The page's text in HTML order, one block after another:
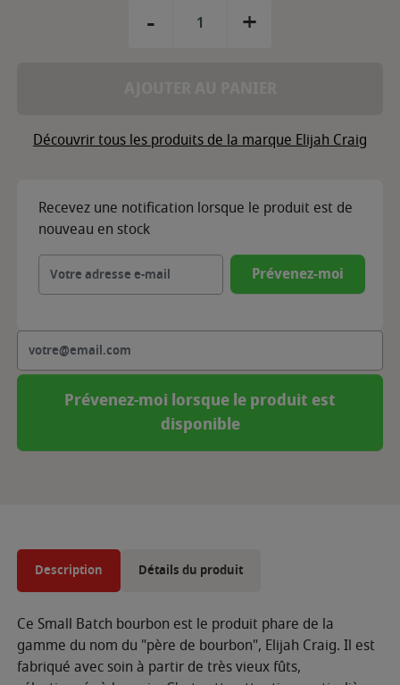
- +
Découvrir tous les produits de la marque Elijah Craig
Recevez une notification lorsque le produit est de
nouveau en stock
Prévenez-moi
Prévenez-moi lorsque le produit est
disponible
Description Détails du produit
Ce Small Batch bourbon est le produit phare de la
gamme du nom du "père de bourbon", Elijah Craig. Il est
fabriqué avec soin à partir de très vieux fûts,